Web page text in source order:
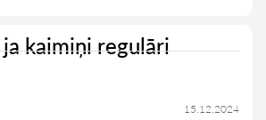
kaimiņi regulāri
15.12.2024